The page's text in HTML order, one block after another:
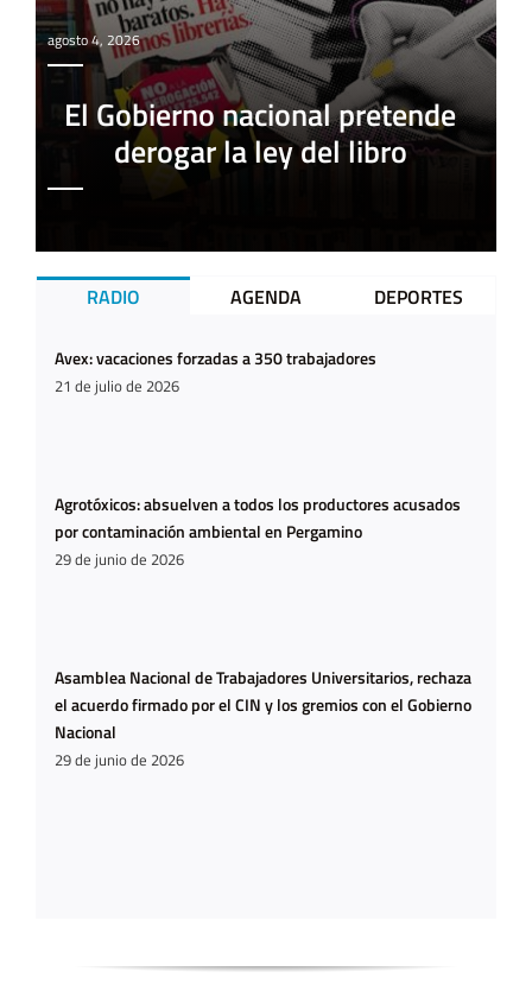
agosto 4, 2026
El Gobierno nacional pretende
derogar la ley del libro
RADIO AGENDA DEPORTES
Avex: vacaciones forzadas a 350 trabajadores
21 de julio de 2026
Agrotóxicos: absuelven a todos los productores acusados
por contaminación ambiental en Pergamino
29 de junio de 2026
Asamblea Nacional de Trabajadores Universitarios, rechaza
el acuerdo firmado por el CIN y los gremios con el Gobierno
Nacional
29 de junio de 2026